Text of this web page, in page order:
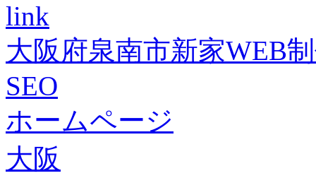
link
大阪府泉南市新家WEB
SEO
ホームページ
大阪